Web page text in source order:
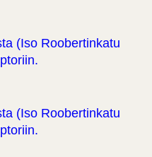
(Iso Roobertinkatu
(Iso Roobertinkatu